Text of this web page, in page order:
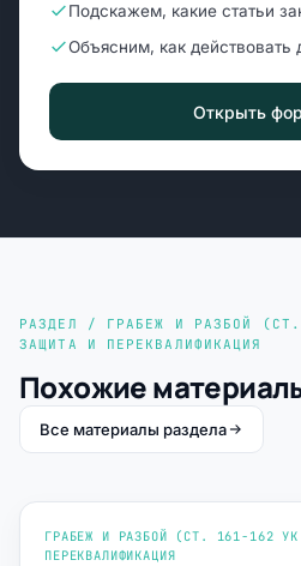
Подскажем, какие статьи
Объясним, как действовать
Открыть
РАЗДЕЛ / ГРАБЕЖ И РАЗБОЙ
ЗАЩИТА И ПЕРЕКВАЛИФИКАЦИЯ
Похожие
Все материалы раздела
ГРАБЕЖ И РАЗБОЙ (СТ. 161-162
ПЕРЕКВАЛИФИКАЦИЯ